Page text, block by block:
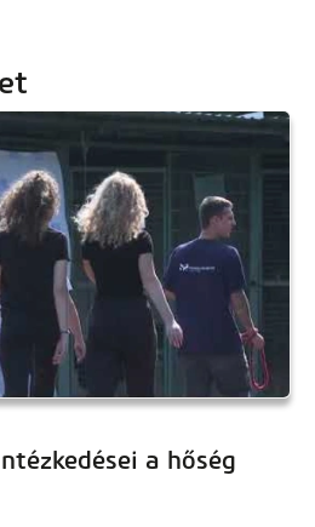
a hőség